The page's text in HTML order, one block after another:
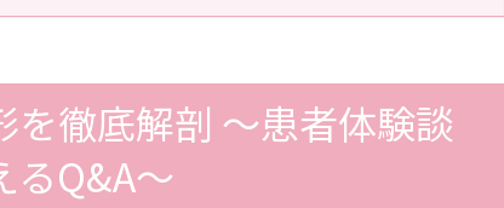
を徹底解剖 ～患者体験談
るQ&A～